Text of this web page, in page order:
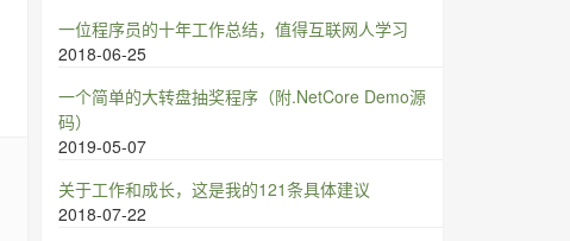
一位程序员的十年工作总结，值得互联网人学习
2018-06-25
一个简单的大转盘抽奖程序（附.NetCore Demo源
码）
2019-05-07
关于工作和成长，这是我的121条具体建议
2018-07-22